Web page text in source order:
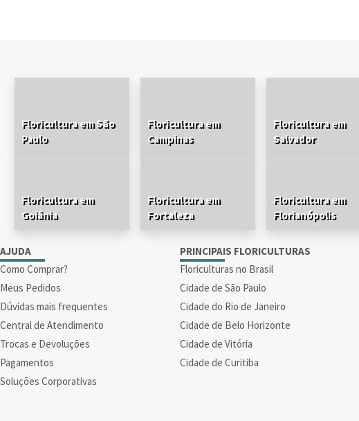
Floricultura em São
Paulo
Floricultura em
Campinas
Floricultura em
Salvador
Floricultura em
Goiânia
Floricultura em
Fortaleza
Floricultura em
Florianópolis
AJUDA
Como Comprar?
Meus Pedidos
Dúvidas mais frequentes
Central de Atendimento
Trocas e Devoluções
Pagamentos
Soluções Corporativas
PRINCIPAIS FLORICULTURAS
Floriculturas no Brasil
Cidade de São Paulo
Cidade do Rio de Janeiro
Cidade de Belo Horizonte
Cidade de Vitória
Cidade de Curitiba